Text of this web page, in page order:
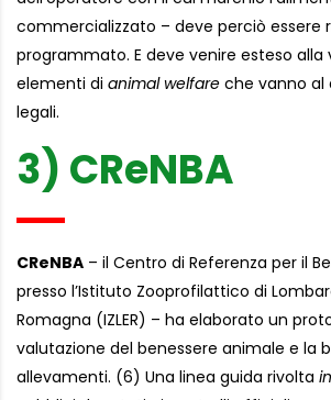
commercializzato – deve perciò essere
programmato. E deve venire esteso alla
elementi di animal welfare che vanno al
legali.
3) CReNBA
CReNBA – il Centro di Referenza per il
presso l’Istituto Zooprofilattico di
Romagna (IZLER) – ha elaborato un
valutazione del benessere animale e la
allevamenti. (6) Una linea guida rivolta